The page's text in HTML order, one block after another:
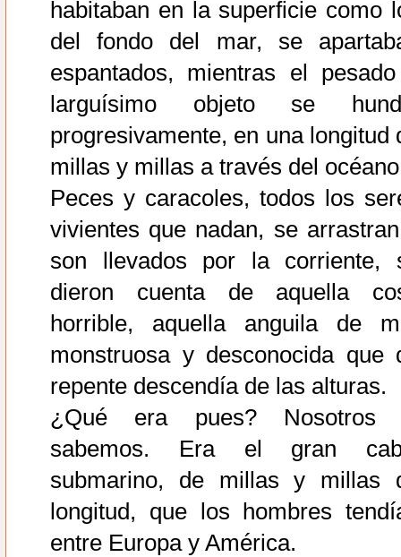
habitaban en la superficie como
del fondo del mar, se
espantados, mientras el
larguísimo objeto se
progresivamente, en una longitud
millas y millas a través del
Peces y caracoles, todos los
vivientes que nadan, se
son llevados por la corriente,
dieron cuenta de aquella
horrible, aquella anguila de
monstruosa y desconocida que
repente descendía de las alturas.
¿Qué era pues? Nosotros
sabemos. Era el gran
submarino, de millas y millas
longitud, que los hombres
entre Europa y América.